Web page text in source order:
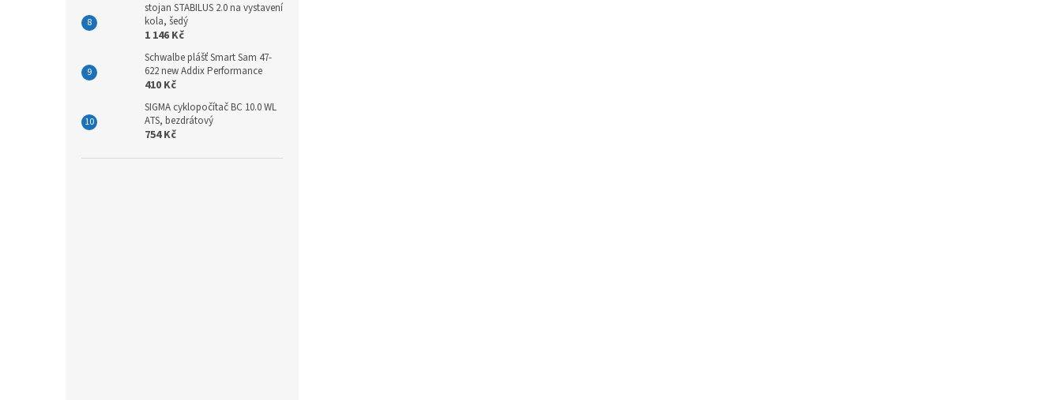
stojan STABILUS 2.0 na vystavení
kola, šedý
1 146 Kč
Schwalbe plášť Smart Sam 47-
622 new Addix Performance
410 Kč
SIGMA cyklopočítač BC 10.0 WL
ATS, bezdrátový
754 Kč